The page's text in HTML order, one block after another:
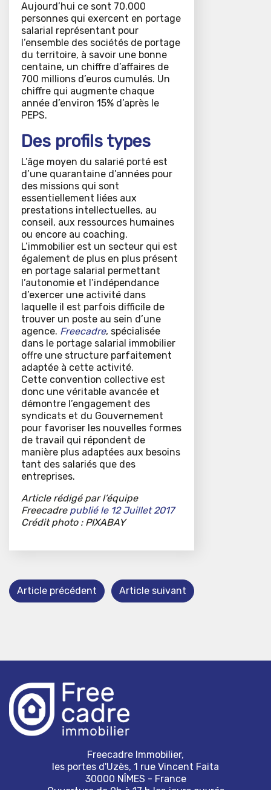
Aujourd’hui ce sont 70.000
personnes qui exercent en portage
salarial représentant pour
l’ensemble des sociétés de portage
du territoire, à savoir une bonne
centaine, un chiffre d’affaires de
700 millions d’euros cumulés. Un
chiffre qui augmente chaque
année d’environ 15% d’après le
PEPS.
Des profils types
L’âge moyen du salarié porté est
d’une quarantaine d’années pour
des missions qui sont
essentiellement liées aux
prestations intellectuelles, au
conseil, aux ressources humaines
ou encore au coaching.
L’immobilier est un secteur qui est
également de plus en plus présent
en portage salarial permettant
l’autonomie et l’indépendance
d’exercer une activité dans
laquelle il est parfois difficile de
trouver un poste au sein d’une
agence. Freecadre, spécialisée
dans le portage salarial immobilier
offre une structure parfaitement
adaptée à cette activité.
Cette convention collective est
donc une véritable avancée et
démontre l’engagement des
syndicats et du Gouvernement
pour favoriser les nouvelles formes
de travail qui répondent de
manière plus adaptées aux besoins
tant des salariés que des
entreprises.
Article rédigé par l’équipe
Freecadre publié le 12 Juillet 2017
Crédit photo : PIXABAY
Article précédent Article suivant
Freecadre Immobilier,
les portes d'Uzès, 1 rue Vincent Faita
30000 NÎMES - France